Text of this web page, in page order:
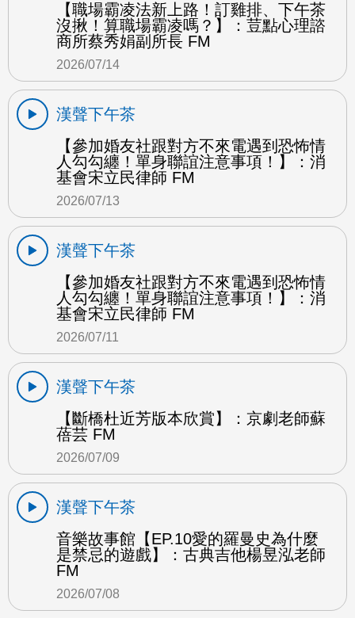
【職場霸凌法新上路！訂雞排、下午茶
沒揪！算職場霸凌嗎？】：荳點心理諮
商所蔡秀娟副所長 FM
2026/07/14
漢聲下午茶
【參加婚友社跟對方不來電遇到恐怖情
人勾勾纏！單身聯誼注意事項！】：消
基會宋立民律師 FM
2026/07/13
漢聲下午茶
【參加婚友社跟對方不來電遇到恐怖情
人勾勾纏！單身聯誼注意事項！】：消
基會宋立民律師 FM
2026/07/11
漢聲下午茶
【斷橋杜近芳版本欣賞】：京劇老師蘇
蓓芸 FM
2026/07/09
漢聲下午茶
音樂故事館【EP.10愛的羅曼史為什麼
是禁忌的遊戲】：古典吉他楊昱泓老師
FM
2026/07/08